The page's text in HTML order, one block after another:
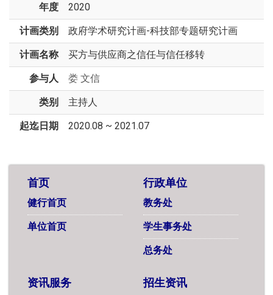
年度 2020
计画类别 政府学术研究计画-科技部专题研究计画
计画名称 买方与供应商之信任与信任移转
参与人 娄 文信
类别 主持人
起迄日期 2020.08 ~ 2021.07
首页
健行首页
单位首页
行政单位
教务处
学生事务处
总务处
资讯服务 招生资讯